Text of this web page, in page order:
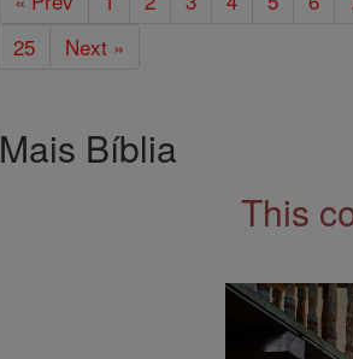
25
Next »
Mais Bíblia
This